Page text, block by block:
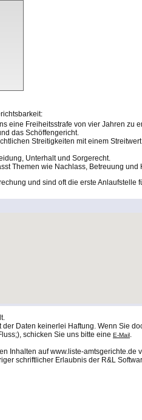
eine Freiheitsstrafe von vier Jahren zu
das Schöffengericht.
Streitigkeiten mit einem
Unterhalt und Sorgerecht.
Themen wie Nachlass, Betreuung und
und sind oft die erste Anlaufstelle
Daten keinerlei Haftung. Wenn Sie
schicken Sie uns bitte eine E-Mail.
Inhalten auf www.liste-amtsgerichte.de
schriftlicher Erlaubnis der R&L